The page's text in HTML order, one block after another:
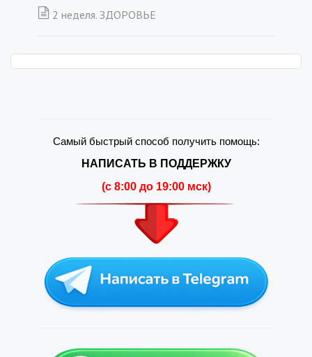
2 неделя. ЗДОРОВЬЕ
Самый быстрый способ получить помощь:
НАПИСАТЬ В ПОДДЕРЖКУ
(c 8:00 до 19:00 мск)